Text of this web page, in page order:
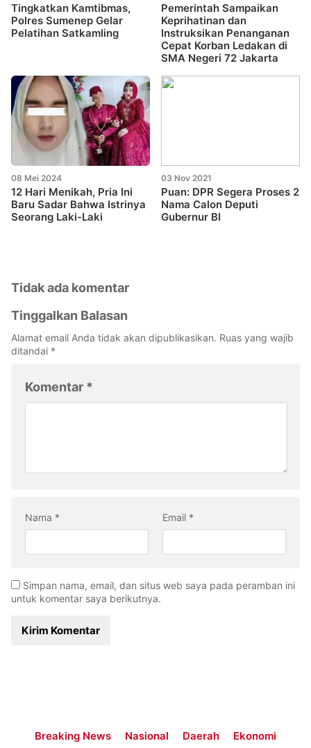
Tingkatkan Kamtibmas,
Polres Sumenep Gelar
Pelatihan Satkamling
Pemerintah Sampaikan
Keprihatinan dan
Instruksikan Penanganan
Cepat Korban Ledakan di
SMA Negeri 72 Jakarta
08 Mei 2024
12 Hari Menikah, Pria Ini
Baru Sadar Bahwa Istrinya
Seorang Laki-Laki
03 Nov 2021
Puan: DPR Segera Proses 2
Nama Calon Deputi
Gubernur BI
Tidak ada komentar
Tinggalkan Balasan
Alamat email Anda tidak akan dipublikasikan. Ruas yang wajib
ditandai *
Komentar *
Nama * Email *
Simpan nama, email, dan situs web saya pada peramban ini
untuk komentar saya berikutnya.
Breaking News Nasional Daerah
Ekonomi